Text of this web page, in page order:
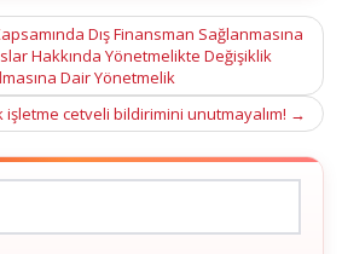
Dış Finansman Sağlanmasına
Hakkında Yönetmelikte Değişiklik
Dair Yönetmelik
işletme cetveli bildirimini unutmayalım! →